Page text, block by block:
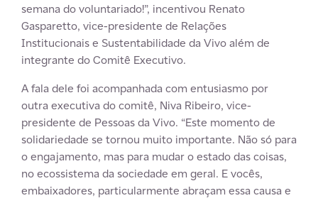
semana do voluntariado!”, incentivou Renato
Gasparetto, vice-presidente de Relações
Institucionais e Sustentabilidade da Vivo além de
integrante do Comitê Executivo.
A fala dele foi acompanhada com entusiasmo por
outra executiva do comitê, Niva Ribeiro, vice-
presidente de Pessoas da Vivo. “Este momento de
solidariedade se tornou muito importante. Não só para
o engajamento, mas para mudar o estado das coisas,
no ecossistema da sociedade em geral. E vocês,
embaixadores, particularmente abraçam essa causa e